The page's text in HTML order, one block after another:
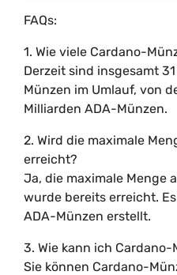
FAQs:
1. Wie viele Cardano-
Derzeit sind insgesamt
Münzen im Umlauf, von
Milliarden ADA-Münzen.
2. Wird die maximale
erreicht?
Ja, die maximale Menge
wurde bereits erreicht.
ADA-Münzen erstellt.
3. Wie kann ich
Sie können Cardano-